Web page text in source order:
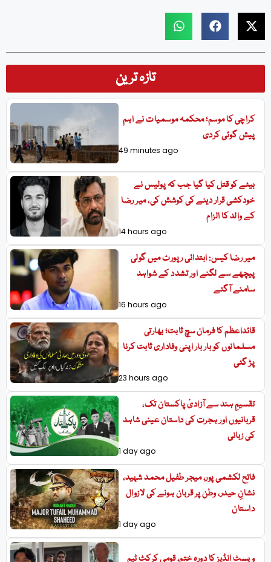
تازہ ترین
کراچی کا موسم؛ محکمہ موسمیات نے اہم
پیش گوئی کردی
49 minutes ago
بیٹے کو قتل کیا گیا جب کہ پولیس نے
خودکشی قرار دینے کی کوشش کی، میر رضا
کے والد کا الزام
14 hours ago
میر رضا کیس: ابتدائی رپورٹ میں گولی
پیچھے سے لگنے اور تشدد کے شواہد
سامنے آگئے
16 hours ago
قائداعظم کا فرمان سچ ثابت؛ بھارتی
مسلمانوں کو بار بار اپنی وفاداری ثابت کرنا
پڑ گئی
23 hours ago
تقسیمِ ہند سے آزادیٔ پاکستان تک،
قربانیوں اور ہجرت کی داستان عینی شاہد
کی زبانی
1 day ago
فاتح لکشمی پور، میجر طفیل محمد شہید،
نشانِ حیدر، وطن پر قربان ہونے کی لازوال
داستان
1 day ago
ویسٹ انڈیز کا دورہ ختم، قومی کرکٹ ٹیم